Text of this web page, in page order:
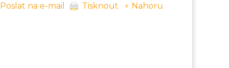
Poslat na e-mail Tisknout ↑ Nahoru